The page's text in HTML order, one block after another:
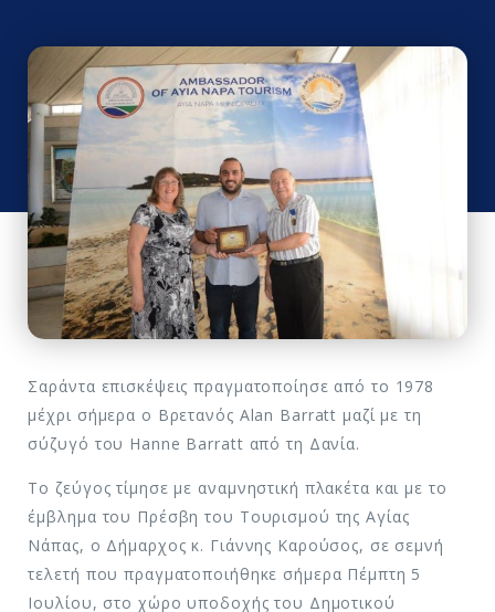
Σαράντα επισκέψεις πραγματοποίησε από το 1978
μέχρι σήμερα ο Βρετανός Alan Barratt μαζί με τη
σύζυγό του Hanne Barratt από τη Δανία.
Το ζεύγος τίμησε με αναμνηστική πλακέτα και με το
έμβλημα του Πρέσβη του Τουρισμού της Αγίας
Νάπας, ο Δήμαρχος κ. Γιάννης Καρούσος, σε σεμνή
τελετή που πραγματοποιήθηκε σήμερα Πέμπτη 5
Ιουλίου, στο χώρο υποδοχής του Δημοτικού